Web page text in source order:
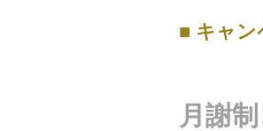
■ キャン
月謝